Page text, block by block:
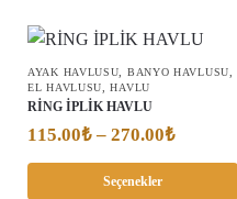
AYAK HAVLUSU BANYO HAVLUSU
EL HAVLUSU ,HAVLU
RİNG İPLİK HAVLU
115.00₺ – 270.00₺
Seçenekler